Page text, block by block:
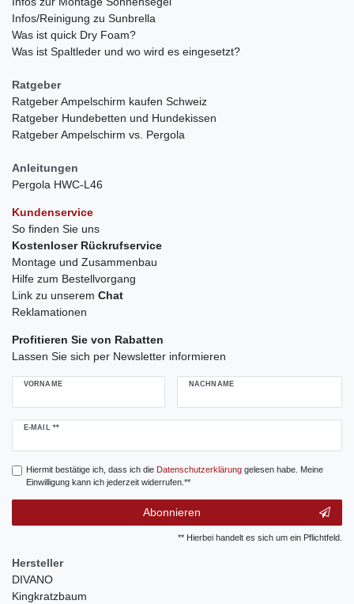
Infos/Reinigung zu Sunbrella
Was ist quick Dry Foam?
Was ist Spaltleder und wo wird es eingesetzt?
Ratgeber
Ratgeber Ampelschirm kaufen Schweiz
Ratgeber Hundebetten und Hundekissen
Ratgeber Ampelschirm vs. Pergola
Anleitungen
Pergola HWC-L46
Kundenservice
So finden Sie uns
Kostenloser Rückrufservice
Montage und Zusammenbau
Hilfe zum Bestellvorgang
Link zu unserem Chat
Reklamationen
Profitieren Sie von Rabatten
Lassen Sie sich per Newsletter informieren
VORNAME NACHNAME
E-MAIL **
Newsletter
Hiermit bestätige ich, dass ich die Daten­schutz­erklärunggelesen habe. Meine
Einwilligung kann ich jederzeit widerrufen.**
Abonnieren
** Hierbei handelt es sich um ein Pflichtfeld.
Hersteller
DIVANO
Kingkratzbaum